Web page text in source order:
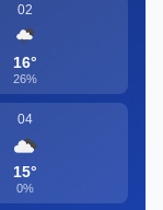
02
16°
26%
04
15°
0%